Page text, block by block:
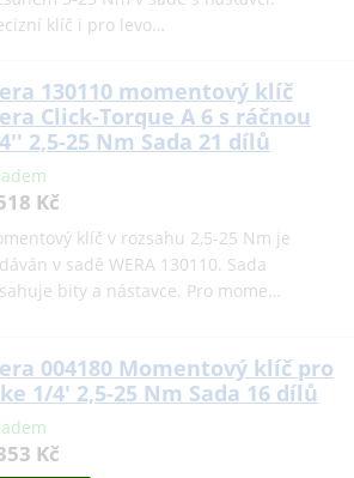
klíč i pro levo…
130110 momentový klíč
Click-Torque A 6 s ráčnou
2,5-25 Nm Sada 21 dílů
Kč
klíč v rozsahu 2,5-25 Nm je
v sadě WERA 130110. Sada
bity a nástavce. Pro mome…
004180 Momentový klíč pro
1/4' 2,5-25 Nm Sada 16 dílů
Kč